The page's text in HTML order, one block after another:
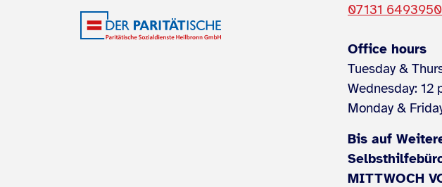
07131 6493950
Office hours
Tuesday &
Wednesday: 12
Monday &
Bis auf
MITTWOCH